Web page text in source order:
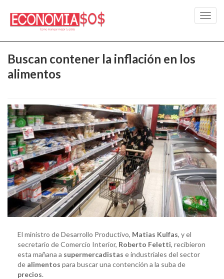
Buscan contener la inflación en los
alimentos
El ministro de Desarrollo Productivo, Matias Kulfas, y el
secretario de Comercio Interior, Roberto Feletti, recibieron
esta mañana a supermercadistas e industriales del sector
de alimentos para buscar una contención a la suba de
precios.